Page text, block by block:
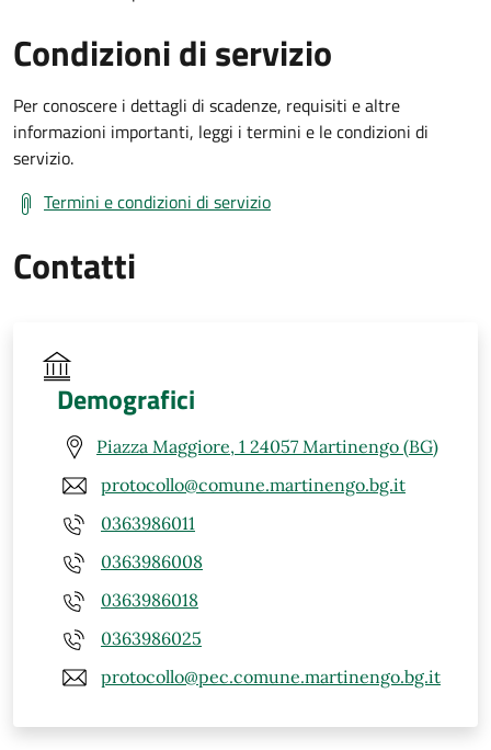
Condizioni di servizio
Per conoscere i dettagli di scadenze, requisiti e altre
informazioni importanti, leggi i termini e le condizioni di
servizio.
Termini e condizioni di servizio
Contatti
Demografici
Piazza Maggiore, 1 24057 Martinengo (BG)
protocollo@comune.martinengo.bg.it
0363986011
0363986008
0363986018
0363986025
protocollo@pec.comune.martinengo.bg.it